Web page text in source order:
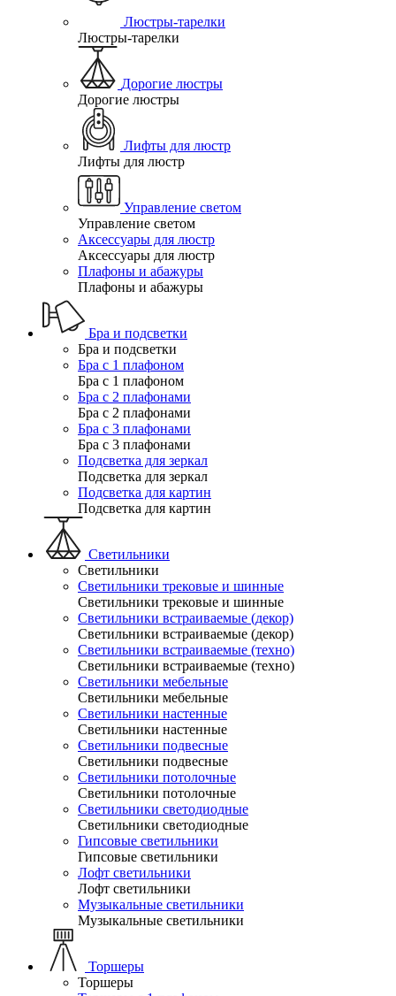
Люстры-тарелки
Люстры-тарелки
Дорогие люстры
Дорогие люстры
Лифты для люстр
Лифты для люстр
Управление светом
Управление светом
Аксессуары для люстр
Аксессуары для люстр
Плафоны и абажуры
Плафоны и абажуры
Бра и подсветки
Бра и подсветки
Бра с 1 плафоном
Бра с 1 плафоном
Бра с 2 плафонами
Бра с 2 плафонами
Бра с 3 плафонами
Бра с 3 плафонами
Подсветка для зеркал
Подсветка для зеркал
Подсветка для картин
Подсветка для картин
Светильники
Светильники
Светильники трековые и шинные
Светильники трековые и шинные
Светильники встраиваемые (декор)
Светильники встраиваемые (декор)
Светильники встраиваемые (техно)
Светильники встраиваемые (техно)
Светильники мебельные
Светильники мебельные
Светильники настенные
Светильники настенные
Светильники подвесные
Светильники подвесные
Светильники потолочные
Светильники потолочные
Светильники светодиодные
Светильники светодиодные
Гипсовые светильники
Гипсовые светильники
Лофт светильники
Лофт светильники
Музыкальные светильники
Музыкальные светильники
Торшеры
Торшеры